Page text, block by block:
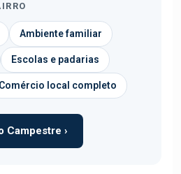
Ambiente familiar
Escolas e padarias
Comércio local completo
Campestre ›